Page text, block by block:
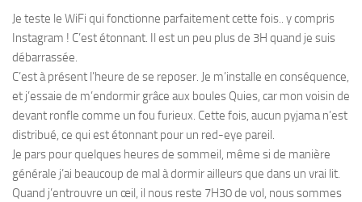
Je teste le WiFi qui fonctionne parfaitement cette fois.. y compris
Instagram ! C’est étonnant. Il est un peu plus de 3H quand je suis
débarrassée.
C’est à présent l’heure de se reposer. Je m’installe en conséquence,
et j’essaie de m’endormir grâce aux boules Quies, car mon voisin de
devant ronfle comme un fou furieux. Cette fois, aucun pyjama n’est
distribué, ce qui est étonnant pour un red-eye pareil.
Je pars pour quelques heures de sommeil, même si de manière
générale j’ai beaucoup de mal à dormir ailleurs que dans un vrai lit.
Quand j’entrouvre un œil, il nous reste 7H30 de vol, nous sommes